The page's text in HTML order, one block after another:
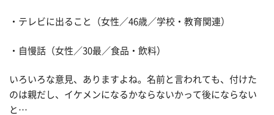
・テレビに出ること（女性／46歳／学校・教育関連）
・自慢話（女性／30最／食品・飲料）
いろいろな意見、ありますよね。名前と言われても、付けた
のは親だし、イケメンになるかならないかって後にならない
と…